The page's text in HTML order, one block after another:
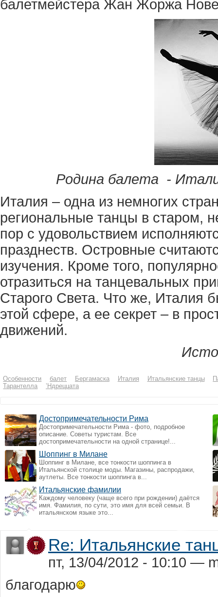
балетмейстера Жан Жоржа
Родина балета -
Италия – одна из немногих
региональные танцы в старом,
пор с удовольствием
празднеств. Островные
изучения. Кроме того,
отразиться на танцевальных
Старого Света. Что же, Италия
этой сфере, а ее секрет – в
движений.
Особенности балет Бергамаска Италия Итальянские танцы
Тарантелла
’Ндреццата
Достопримечательности Рима
Достопримечательности Рима - фото, подробное
описание. Советы туристам. Все
достопримечательности на одной странице!...
Шоппинг в Милане
Шоппинг в Милане, все тонкости шоппинга в
Итальянской столице моды. Магазины, распродажи,
аутлеты. Все тонкости шоппинга в...
Итальянские фамилии
Каждому человеку (чаще всего при рождении) даётся
имя. Фамилия, по сути, это имя для всей семьи. В
итальянском языке это...
Re: Итальянские
пт, 13/04/2012 - 10:10 —
благодарю